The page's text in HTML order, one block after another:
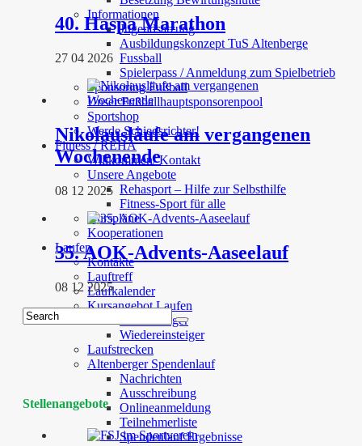
Informationen
Jugendsatzung
Ausbildungskonzept TuS Altenberge
Fussball
Spielerpass / Anmeldung zum Spielbetrieb
Sponsoring Fußball
Unser Fußballhauptsponsorenpool
Sportshop
Werde Schiedsrichter!
Fitness / REHA
Willkommen/ Kontakt
Unsere Angebote
Rehasport – Hilfe zur Selbsthilfe
Fitness-Sport für alle
Kurspläne
Kooperationen
Laufen
Kontakte
Lauftreff
Laufkalender
Kursangebot Laufen
Laufanfänger
Wiedereinsteiger
Laufstrecken
Altenberger Spendenlauf
Nachrichten
Ausschreibung
Onlineanmeldung
Teilnehmerliste
Spendenlauf Ergebnisse
40. Haspa Marathon
27 04 2026
Nikolausläufe am vergangenen
Wochenende
08 12 2025
35. AOK-Advents-Aaseelauf
08 12 2025
Stellenangebote